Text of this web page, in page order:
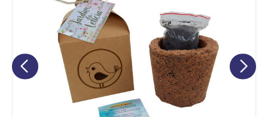
A nossa empresa está comprometida a proteger e respeitar
sua privacidade, utilizaremos seus dados apenas para fins
de marketing. Você pode alterar suas preferências a
qualquer momento.
Iniciar conversa